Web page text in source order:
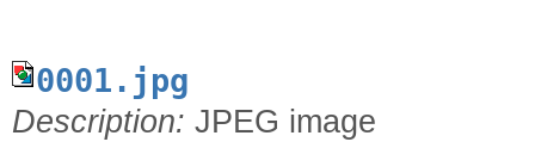
0001.jpg
Description: JPEG image